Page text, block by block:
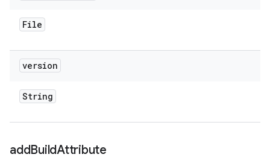
File
version
String
addBuildAttribute